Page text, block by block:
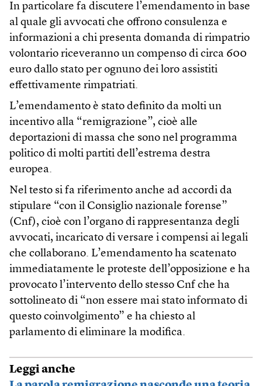
In particolare fa discutere l’emendamento in base
al quale gli avvocati che offrono consulenza e
informazioni a chi presenta domanda di rimpatrio
volontario riceveranno un compenso di circa 600
euro dallo stato per ognuno dei loro assistiti
effettivamente rimpatriati.
L’emendamento è stato definito da molti un
incentivo alla “remigrazione”, cioè alle
deportazioni di massa che sono nel programma
politico di molti partiti dell’estrema destra
europea.
Nel testo si fa riferimento anche ad accordi da
stipulare “con il Consiglio nazionale forense”
(Cnf), cioè con l’organo di rappresentanza degli
avvocati, incaricato di versare i compensi ai legali
che collaborano. L’emendamento ha scatenato
immediatamente le proteste dell’opposizione e ha
provocato l’intervento dello stesso Cnf che ha
sottolineato di “non essere mai stato informato di
questo coinvolgimento” e ha chiesto al
parlamento di eliminare la modifica.
Leggi anche